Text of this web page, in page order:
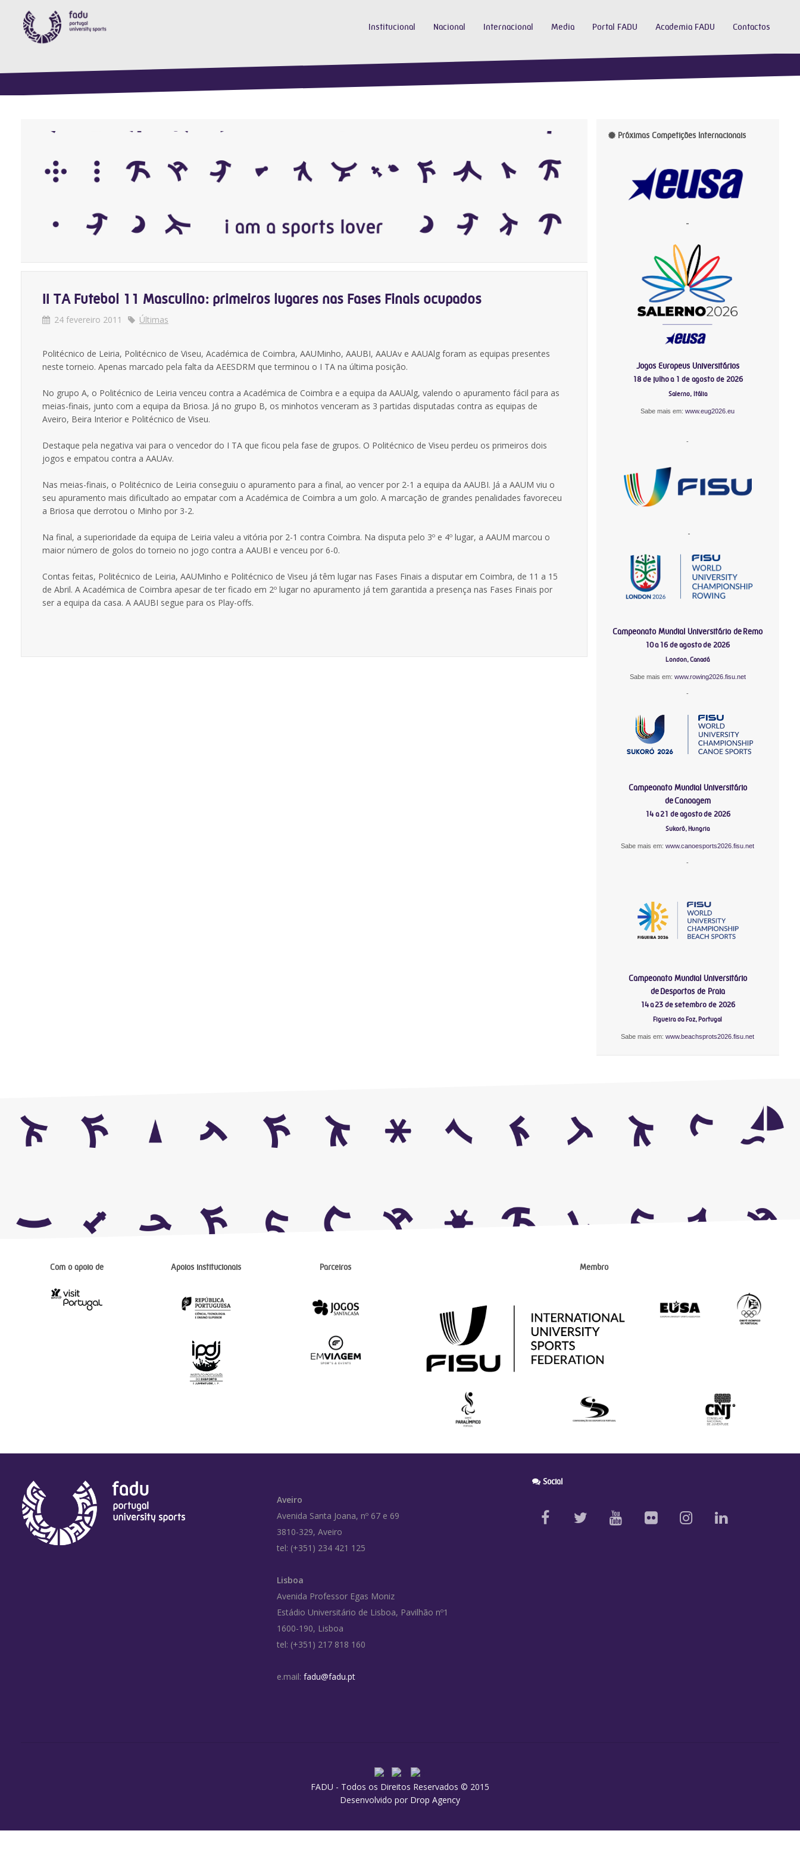
Institucional Nacional Internacional Media Portal FADU Academia FADU Contactos
II TA Futebol 11 Masculino: primeiros lugares nas Fases Finais ocupados
24 fevereiro 2011 Últimas
Politécnico de Leiria, Politécnico de Viseu, Académica de Coimbra, AAUMinho, AAUBI, AAUAv e AAUAlg foram as equipas presentes
neste torneio. Apenas marcado pela falta da AEESDRM que terminou o I TA na última posição.
No grupo A, o Politécnico de Leiria venceu contra a Académica de Coimbra e a equipa da AAUAlg, valendo o apuramento fácil para as
meias-finais, junto com a equipa da Briosa. Já no grupo B, os minhotos venceram as 3 partidas disputadas contra as equipas de
Aveiro, Beira Interior e Politécnico de Viseu.
Destaque pela negativa vai para o vencedor do I TA que ficou pela fase de grupos. O Politécnico de Viseu perdeu os primeiros dois
jogos e empatou contra a AAUAv.
Nas meias-finais, o Politécnico de Leiria conseguiu o apuramento para a final, ao vencer por 2-1 a equipa da AAUBI. Já a AAUM viu o
seu apuramento mais dificultado ao empatar com a Académica de Coimbra a um golo. A marcação de grandes penalidades favoreceu
a Briosa que derrotou o Minho por 3-2.
Na final, a superioridade da equipa de Leiria valeu a vitória por 2-1 contra Coimbra. Na disputa pelo 3º e 4º lugar, a AAUM marcou o
maior número de golos do torneio no jogo contra a AAUBI e venceu por 6-0.
Contas feitas, Politécnico de Leiria, AAUMinho e Politécnico de Viseu já têm lugar nas Fases Finais a disputar em Coimbra, de 11 a 15
de Abril. A Académica de Coimbra apesar de ter ficado em 2º lugar no apuramento já tem garantida a presença nas Fases Finais por
ser a equipa da casa. A AAUBI segue para os Play-offs.
Próximas Competições Internacionais
-
Jogos Europeus Universitários
18 de julho a 1 de agosto de 2026
Salerno, Itália
Sabe mais em:www.eug2026.eu
-
-
Campeonato Mundial Universitário de Remo
10 a 16 de agosto de 2026
London, Canadá
Sabe mais em: www.rowing2026.fisu.net
-
Campeonato Mundial Universitário
de Canoagem
14 a 21 de agosto de 2026
Sukoró, Hungria
Sabe mais em:www.canoesports2026.fisu.net
-
Campeonato Mundial Universitário
de Desportos de Praia
14 a 23 de setembro de 2026
Figueira da Foz, Portugal
Sabe mais em:www.beachsprots2026.fisu.net
Com o apoio de Apoios institucionais Parceiros Membro
Aveiro
Avenida Santa Joana, nº 67 e 69
3810-329, Aveiro
tel: (+351) 234 421 125
Lisboa
Avenida Professor Egas Moniz
Estádio Universitário de Lisboa, Pavilhão nº1
1600-190, Lisboa
tel: (+351) 217 818 160
e.mail: fadu@fadu.pt
Social
FADU - Todos os Direitos Reservados © 2015
Desenvolvido por Drop Agency